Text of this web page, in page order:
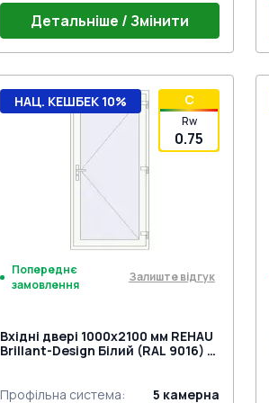
Детальніше / Змінити
Поріг 20mm (SYNEGO)
Дверний гарнітур HOPPE Liege
Дверна петля Dr.Hahn KTV 18-23
Замок на три точки (SECURY
AUTOMATIC) під нажимну ручку
C
Rw
0.75
НАЦ. КЕШБЕК 10%
Попереднє
замовлення
Залиште відгук
Вхідні двері 1000x2100 мм REHAU
Brillant-Design Білий (RAL 9016) з
Профільна система: 5 камерна